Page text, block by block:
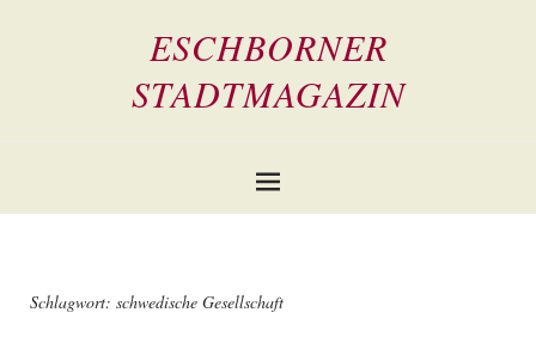
ESCHBORNER
STADTMAGAZIN
Schlagwort: schwedische Gesellschaft